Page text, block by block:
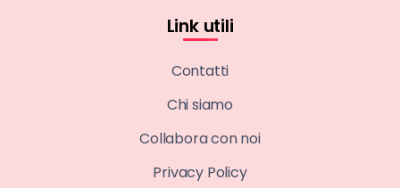
Link utili
Contatti
Chi siamo
Collabora con noi
Privacy Policy